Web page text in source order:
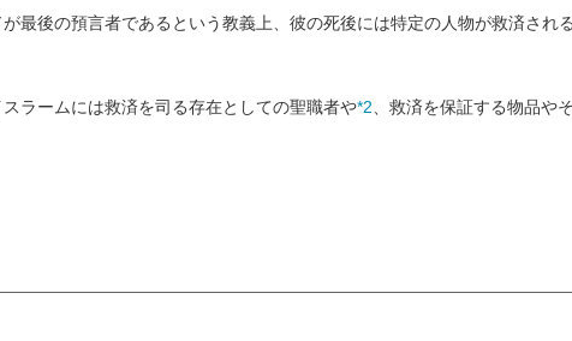
最後の預言者であるという教義上、彼の死後には特定の人物が救済され
ラームには救済を司る存在としての聖職者や*2 、救済を保証する物品や